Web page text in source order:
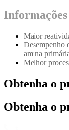
Maior
Desempenho
amina
Melhor
Obtenha o
Obtenha o